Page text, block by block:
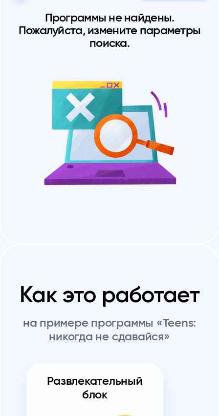
Как это работает
на примере программы «Teens:
никогда не сдавайся»
Развлекательный
блок
Программы не найдены.
Пожалуйста, измените параметры
поиска.